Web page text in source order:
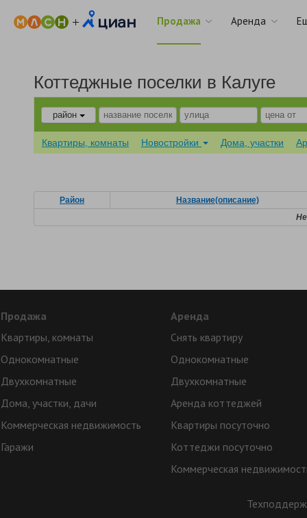
Продажа Аренда
Коттеджные поселки в Калуге
район
Квартиры, комнаты Новостройки Дома, участки
Район
Название(описание)
Продажа
Аренда
Квартиры, комнаты
Однокомнатные
Двухкомнатные
Дома, участки, дачи
Коммерческая недвижимость
Гаражи
Снять квартиру
Однокомнатные
Двухкомнатные
Аренда коттеджей
Квартиры посуточно
Коттеджи посуточно
Коммерческая